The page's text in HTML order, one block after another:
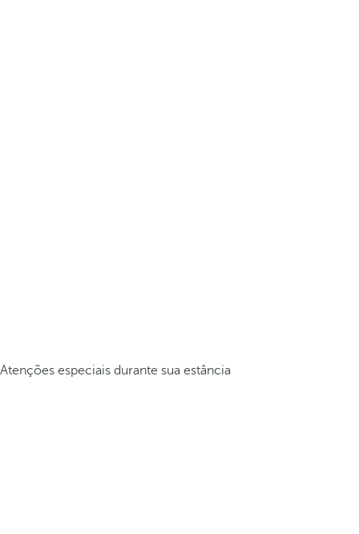
Atenções especiais durante sua estância